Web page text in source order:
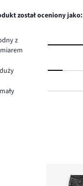
1.
głosów
został oceniony jako:
z